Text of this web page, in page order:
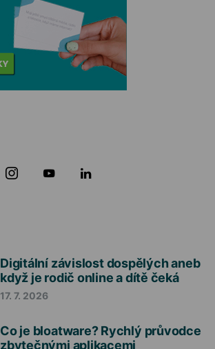
Digitální závislost dospělých aneb
když je rodič online a dítě čeká
17. 7. 2026
Co je bloatware? Rychlý průvodce
zbytečnými aplikacemi